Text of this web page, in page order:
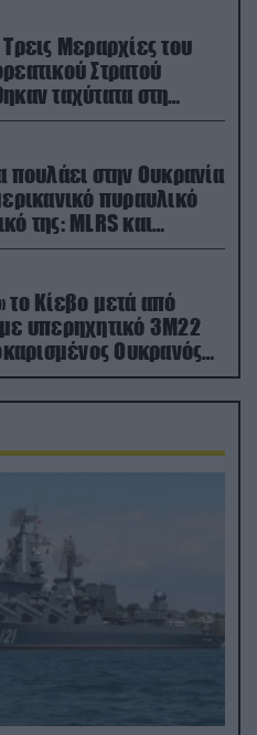
Μεραρχίες του
Στρατού
ταχύτατα στη
πουλάει στην Ουκρανία
πυραυλικό
της: MLRS και
το Κίεβο μετά από
υπερηχητικό 3M22
Ουκρανός
τη στιγμή (βίντεο)